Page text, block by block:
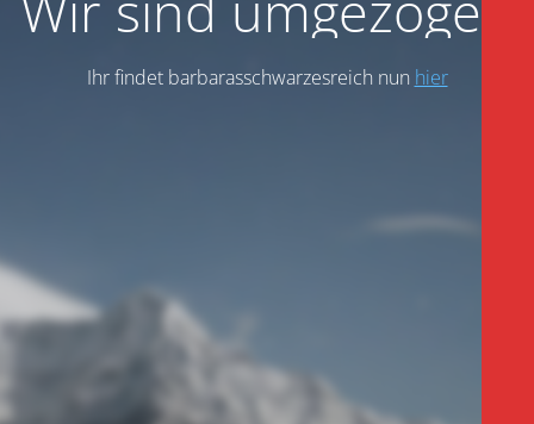
Ihr findet barbarasschwarzesreich nun hier